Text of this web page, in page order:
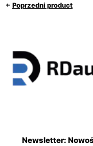
Poprzedni product
Newsletter: